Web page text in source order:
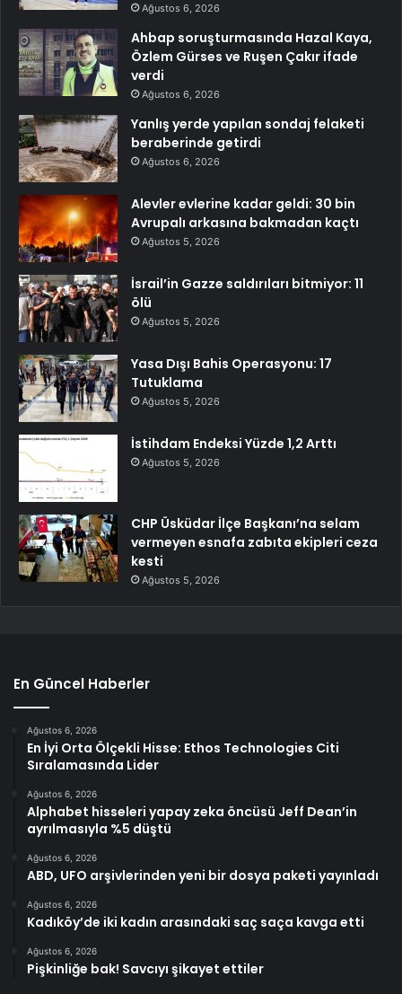
Ağustos 6, 2026
Ahbap soruşturmasında Hazal Kaya,
Özlem Gürses ve Ruşen Çakır ifade
verdi
Ağustos 6, 2026
Yanlış yerde yapılan sondaj felaketi
beraberinde getirdi
Ağustos 6, 2026
Alevler evlerine kadar geldi: 30 bin
Avrupalı arkasına bakmadan kaçtı
Ağustos 5, 2026
İsrail’in Gazze saldırıları bitmiyor: 11
ölü
Ağustos 5, 2026
Yasa Dışı Bahis Operasyonu: 17
Tutuklama
Ağustos 5, 2026
İstihdam Endeksi Yüzde 1,2 Arttı
Ağustos 5, 2026
CHP Üsküdar İlçe Başkanı’na selam
vermeyen esnafa zabıta ekipleri ceza
kesti
Ağustos 5, 2026
En Güncel Haberler
Ağustos 6, 2026
En İyi Orta Ölçekli Hisse: Ethos Technologies Citi
Sıralamasında Lider
Ağustos 6, 2026
Alphabet hisseleri yapay zeka öncüsü Jeff Dean’in
ayrılmasıyla %5 düştü
Ağustos 6, 2026
ABD, UFO arşivlerinden yeni bir dosya paketi yayınladı
Ağustos 6, 2026
Kadıköy’de iki kadın arasındaki saç saça kavga etti
Ağustos 6, 2026
Pişkinliğe bak! Savcıyı şikayet ettiler